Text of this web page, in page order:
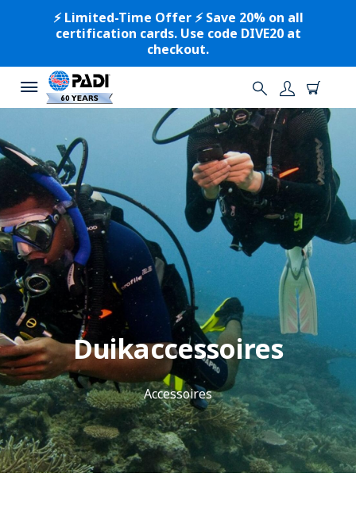
⚡️ Limited-Time Offer ⚡️ Save 20% on all
certification cards. Use code DIVE20 at
checkout.
Duikaccessoires
Accessoires